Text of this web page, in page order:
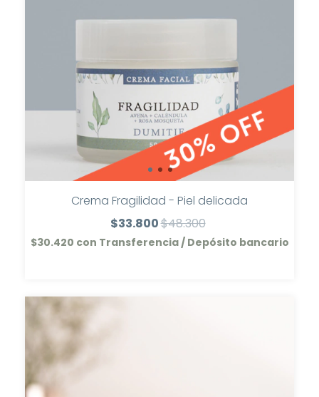
Crema Fragilidad - Piel delicada
$33.800$48.300
$30.420 con Transferencia / Depósito bancario